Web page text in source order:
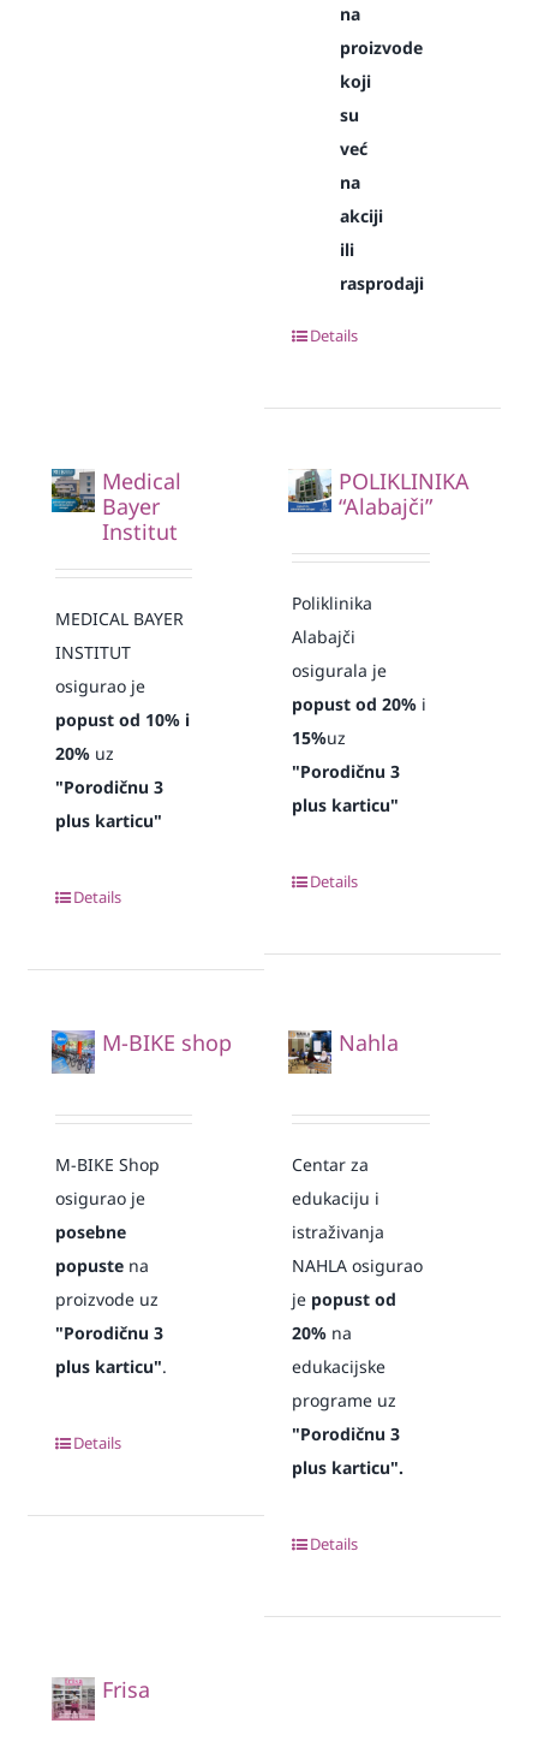
na
proizvode
koji
su
već
na
akciji
ili
rasprodaji
Details
Medical
Bayer
Institut
MEDICAL BAYER
INSTITUT
osigurao je
popust od 10% i
20%uz
"Porodičnu 3
plus karticu"
Details
POLIKLINIKA
“Alabajči”
Poliklinika
Alabajči
osigurala je
popust od 20% i
15%uz
"Porodičnu 3
plus karticu"
Details
M-BIKE shop
M-BIKE Shop
osigurao je
posebne
popustena
proizvode uz
"Porodičnu 3
plus karticu".
Details
Nahla
Centar za
edukaciju i
istraživanja
NAHLA osigurao
je popust od
20% na
edukacijske
programe uz
"Porodičnu 3
plus karticu".
Details
Frisa